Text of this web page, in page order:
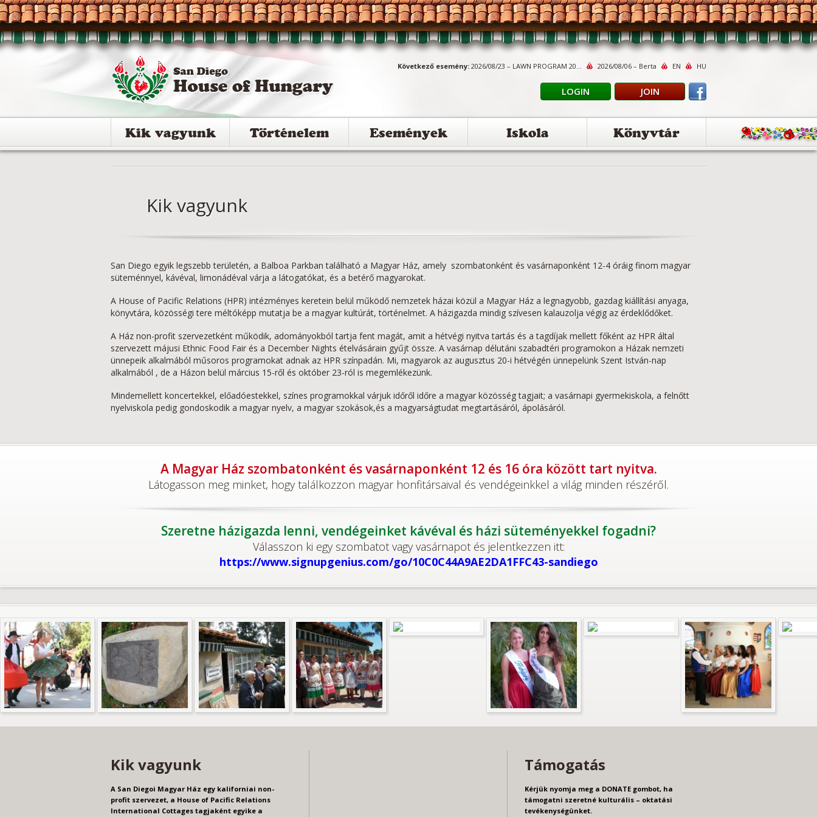
Következő esemény: 2026/08/23 – LAWN PROGRAM 20... 2026/08/06 – Berta EN HU
LOGIN JOIN
Kik vagyunk Történelem Események Iskola Könyvtár
Kik vagyunk
San Diego egyik legszebb területén, a Balboa Parkban található a Magyar Ház, amely szombatonként és vasárnaponként 12-4 óráig finom magyar
süteménnyel, kávéval, limonádéval várja a látogatókat, és a betérő magyarokat.
A House of Pacific Relations (HPR) intézményes keretein belül működő nemzetek házai közül a Magyar Ház a legnagyobb, gazdag kiállítási anyaga,
könyvtára, közösségi tere méltóképp mutatja be a magyar kultúrát, történelmet. A házigazda mindig szívesen kalauzolja végig az érdeklődőket.
A Ház non-profit szervezetként működik, adományokból tartja fent magát, amit a hétvégi nyitva tartás és a tagdíjak mellett főként az HPR által
szervezett májusi Ethnic Food Fair és a December Nights ételvásárain gyűjt össze. A vasárnap délutáni szabadtéri programokon a Házak nemzeti
ünnepeik alkalmából műsoros programokat adnak az HPR színpadán. Mi, magyarok az augusztus 20-i hétvégén ünnepelünk Szent István-nap
alkalmából , de a Házon belül március 15-ről és október 23-ról is megemlékezünk.
Mindemellett koncertekkel, előadóestekkel, színes programokkal várjuk időről időre a magyar közösség tagjait; a vasárnapi gyermekiskola, a felnőtt
nyelviskola pedig gondoskodik a magyar nyelv, a magyar szokások,és a magyarságtudat megtartásáról, ápolásáról.
A Magyar Ház szombatonként és vasárnaponként 12 és 16 óra között tart nyitva.
Látogasson meg minket, hogy találkozzon magyar honfitársaival és vendégeinkkel a világ minden részéről.
Szeretne házigazda lenni, vendégeinket kávéval és házi süteményekkel fogadni?
Válasszon ki egy szombatot vagy vasárnapot és jelentkezzen itt:
https://www.signupgenius.com/go/10C0C44A9AE2DA1FFC43-sandiego
Kik vagyunk
A San Diegoi Magyar Ház egy kaliforniai non-
profit szervezet, a House of Pacific Relations
International Cottages tagjaként egyike a
Támogatás
Kérjük nyomja meg a DONATE gombot, ha
támogatni szeretné kulturális – oktatási
tevékenységünket.